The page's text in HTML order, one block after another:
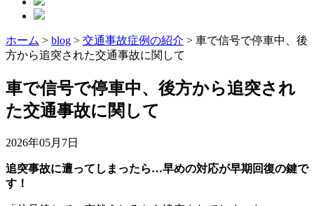
ホーム > blog > 交通事故症例の紹介 > 車で信号で停車中、後
方から追突された交通事故に関して
車で信号で停車中、後方から追突され
た交通事故に関して
2026年05月7日
追突事故に遭ってしまったら…早めの対応が早期回復の鍵で
す！